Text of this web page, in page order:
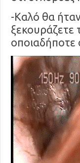
-Καλό θα
οποιαδήποτε